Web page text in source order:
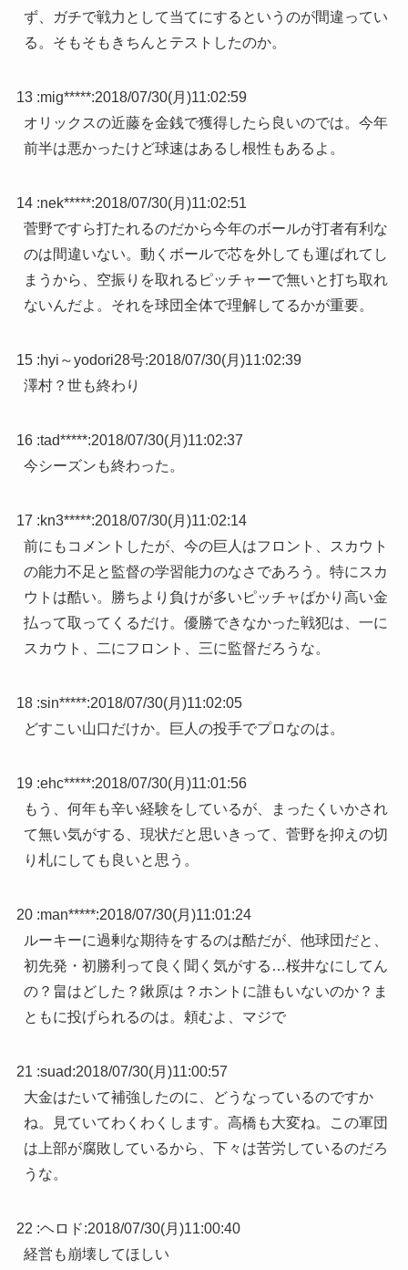
ず、ガチで戦力として当てにするというのが間違ってい
る。そもそもきちんとテストしたのか。
13 :mig*****:2018/07/30(月)11:02:59
オリックスの近藤を金銭で獲得したら良いのでは。今年
前半は悪かったけど球速はあるし根性もあるよ。
14 :nek*****:2018/07/30(月)11:02:51
菅野ですら打たれるのだから今年のボールが打者有利な
のは間違いない。動くボールで芯を外しても運ばれてし
まうから、空振りを取れるピッチャーで無いと打ち取れ
ないんだよ。それを球団全体で理解してるかが重要。
15 :hyi～yodori28号:2018/07/30(月)11:02:39
澤村？世も終わり
16 :tad*****:2018/07/30(月)11:02:37
今シーズンも終わった。
17 :kn3*****:2018/07/30(月)11:02:14
前にもコメントしたが、今の巨人はフロント、スカウト
の能力不足と監督の学習能力のなさであろう。特にスカ
ウトは酷い。勝ちより負けが多いピッチャばかり高い金
払って取ってくるだけ。優勝できなかった戦犯は、一に
スカウト、二にフロント、三に監督だろうな。
18 :sin*****:2018/07/30(月)11:02:05
どすこい山口だけか。巨人の投手でプロなのは。
19 :ehc*****:2018/07/30(月)11:01:56
もう、何年も辛い経験をしているが、まったくいかされ
て無い気がする、現状だと思いきって、菅野を抑えの切
り札にしても良いと思う。
20 :man*****:2018/07/30(月)11:01:24
ルーキーに過剰な期待をするのは酷だが、他球団だと、
初先発・初勝利って良く聞く気がする…桜井なにしてん
の？畠はどした？鍬原は？ホントに誰もいないのか？ま
ともに投げられるのは。頼むよ、マジで
21 :suad:2018/07/30(月)11:00:57
大金はたいて補強したのに、どうなっているのですか
ね。見ていてわくわくします。高橋も大変ね。この軍団
は上部が腐敗しているから、下々は苦労しているのだろ
うな。
22 :ヘロド:2018/07/30(月)11:00:40
経営も崩壊してほしい